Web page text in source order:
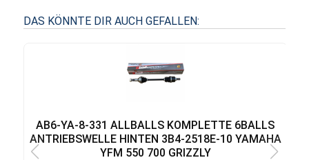
DAS KÖNNTE DIR AUCH GEFALLEN:
AB6-YA-8-331 ALLBALLS KOMPLETTE 6BALLS
ANTRIEBSWELLE HINTEN 3B4-2518E-10 YAMAHA
YFM 550 700 GRIZZLY